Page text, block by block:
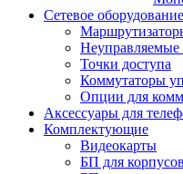
Сетевое оборудование
Точки доступа
Коммутаторы
Опции для
Аксессуары для
Комплектующие
Видеокарты
БП для корпусов